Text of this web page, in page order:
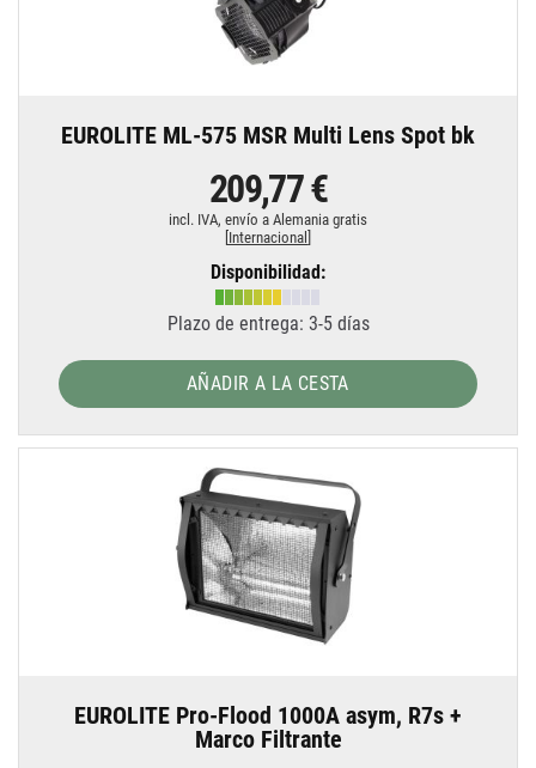
EUROLITE ML-575 MSR Multi Lens Spot bk
209,77 €
incl. IVA, envío a Alemania gratis
Internacional
Disponibilidad:
Plazo de entrega: 3-5 días
AÑADIR A LA CESTA
EUROLITE Pro-Flood 1000A asym, R7s +
Marco Filtrante